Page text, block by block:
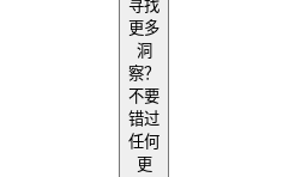
寻找
更多
洞
察？
不要
错过
任何
更